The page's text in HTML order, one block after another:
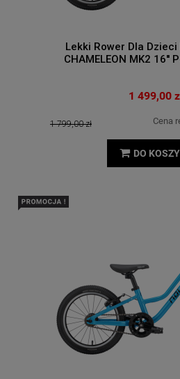
Lekki Rower Dla Dzieci
CHAMELEON MK2 16''
1 499,00
Cena
1 799,00 zł
DO